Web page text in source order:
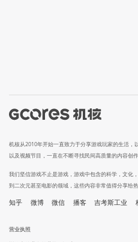
机核从2010年开始一直致力于分享游戏玩家的生活
以及视频节目，一直在不断寻找民间高质量的内容创作
我们坚信游戏不止是游戏，游戏中包含的科学，文化
到二次元甚至电影的领域，这些内容非常值得分享给热
知乎 微博 微信 播客 吉考斯工业
营业执照